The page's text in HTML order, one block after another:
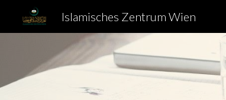
Islamisches Zentrum Wien